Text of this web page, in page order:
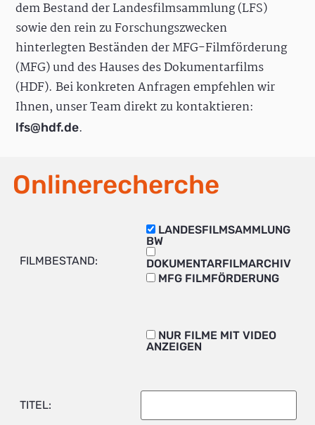
dem Bestand der Landesfilmsammlung (LFS)
sowie den rein zu Forschungszwecken
hinterlegten Beständen der MFG-Filmförderung
(MFG) und des Hauses des Dokumentarfilms
(HDF). Bei konkreten Anfragen empfehlen wir
Ihnen, unser Team direkt zu kontaktieren:
lfs@hdf.de.
Onlinerecherche
FILMBESTAND:
LANDESFILMSAMMLUNG
BW
DOKUMENTARFILMARCHIV
MFG FILMFÖRDERUNG
NUR FILME MIT VIDEO
ANZEIGEN
TITEL: